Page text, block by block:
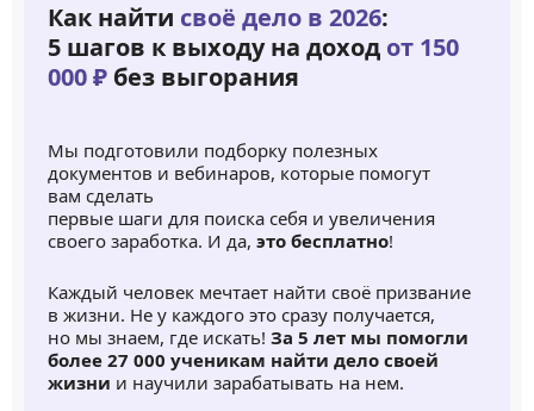
Как найти своё дело в 2026:
5 шагов к выходу на доход от 150
000 ₽ без выгорания
Мы подготовили подборку полезных
документов и вебинаров, которые помогут
вам сделать
первые шаги для поиска себя и увеличения
своего заработка. И да, это бесплатно!
Каждый человек мечтает найти своё призвание
в жизни. Не у каждого это сразу получается,
но мы знаем, где искать! За 5 лет мы помогли
более 27 000 ученикам найти дело своей
жизни и научили зарабатывать на нем.